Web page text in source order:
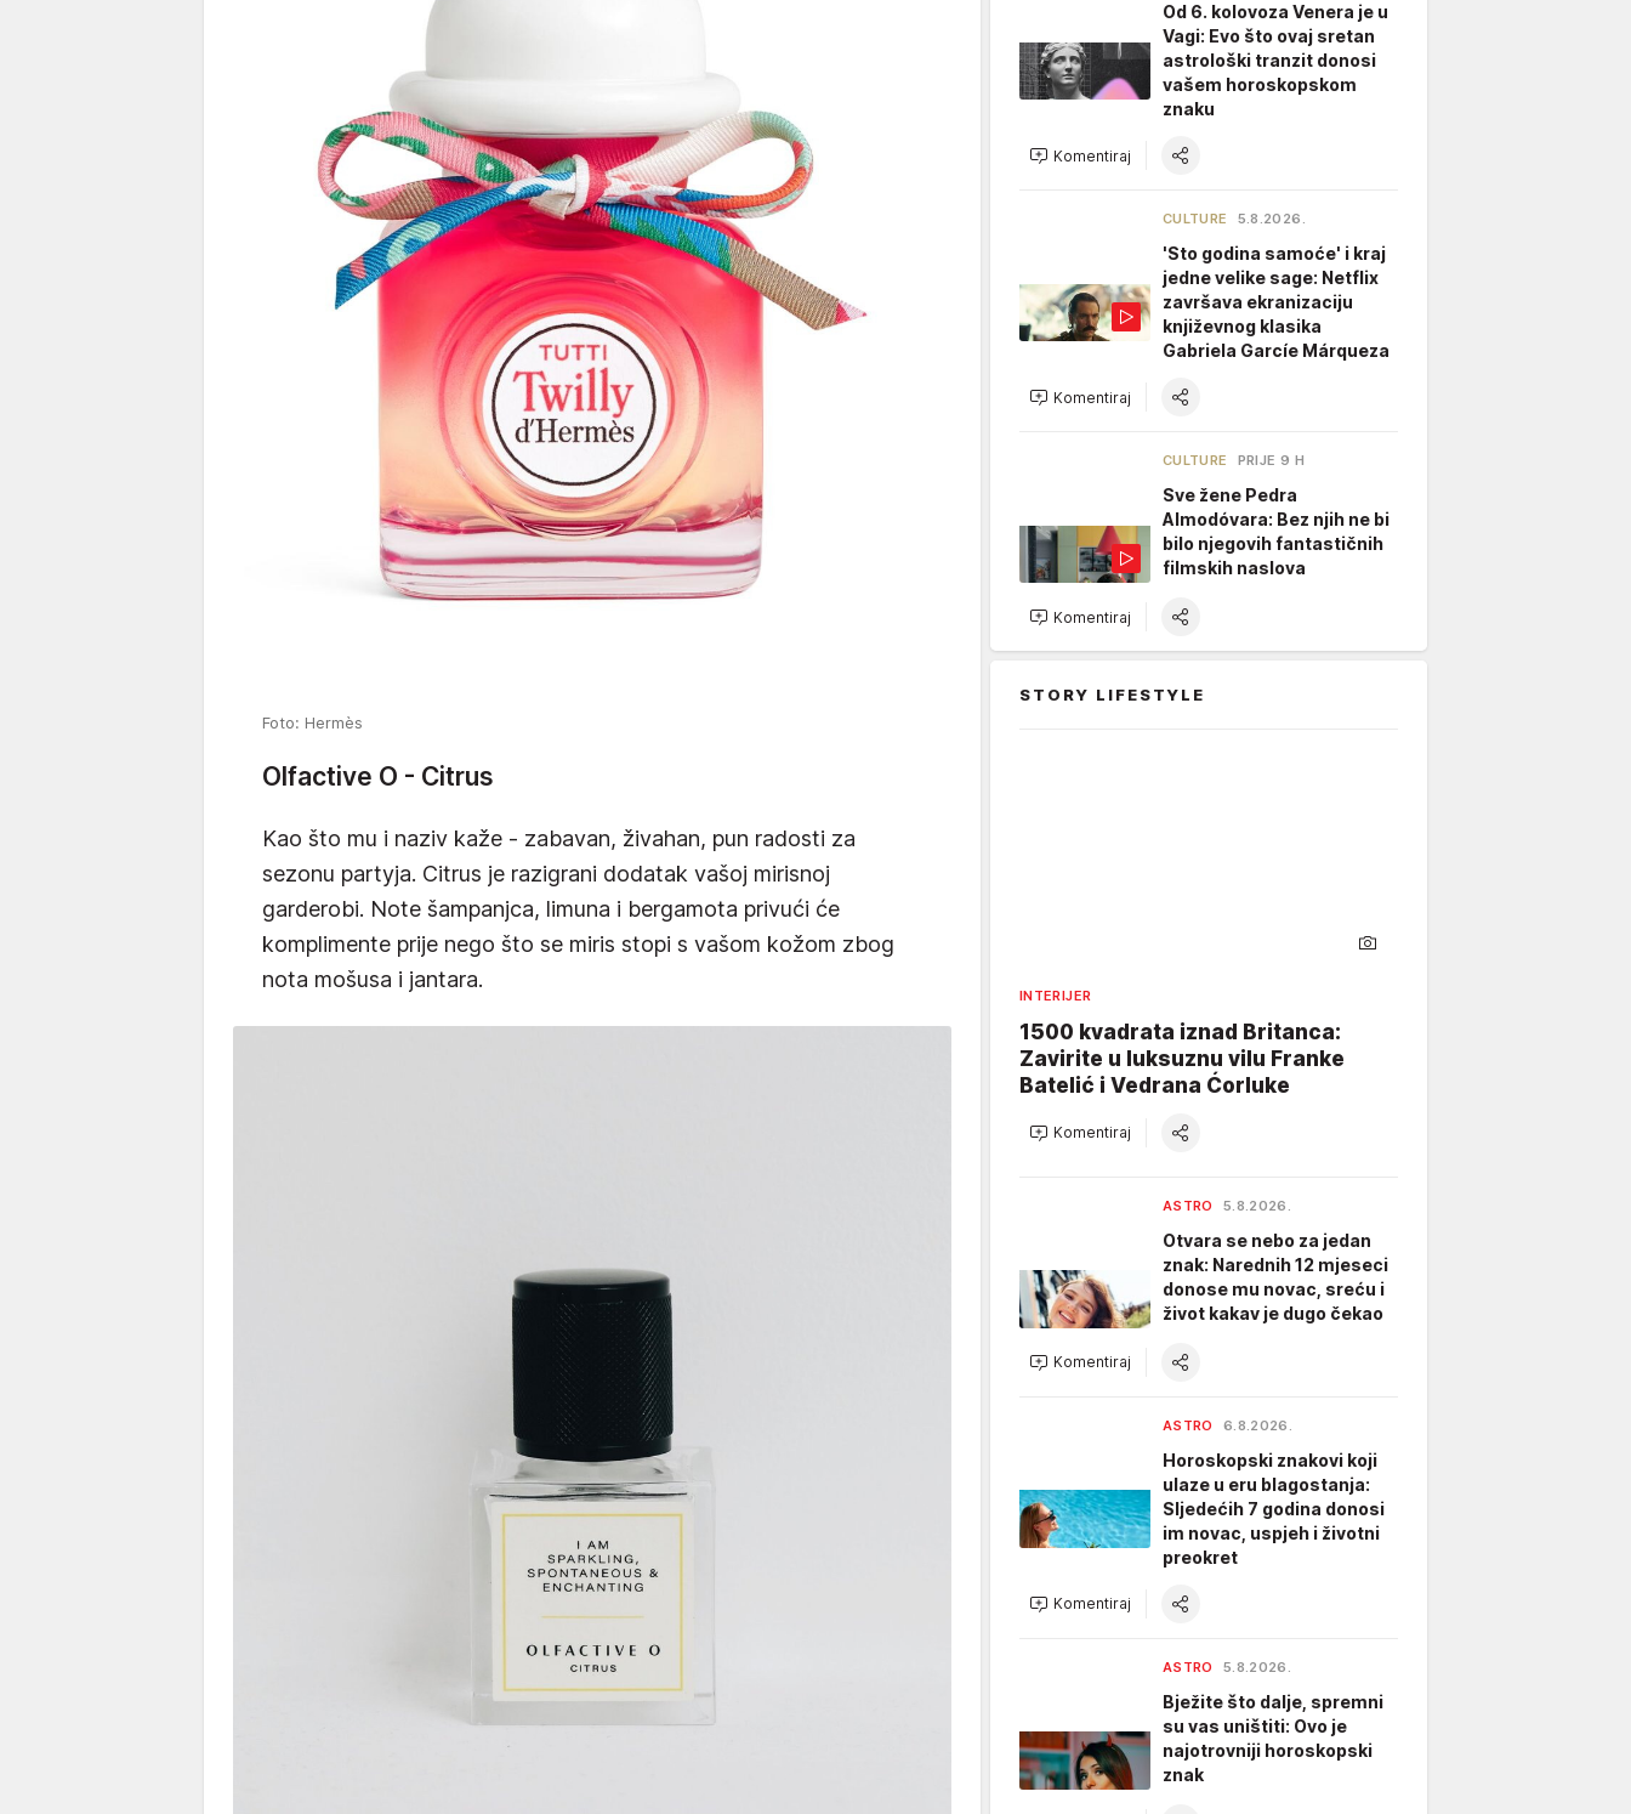
Foto: Hermès
Olfactive O - Citrus
Kao što mu i naziv kaže - zabavan, živahan, pun radosti za
sezonu partyja. Citrus je razigrani dodatak vašoj mirisnoj
garderobi. Note šampanjca, limuna i bergamota privući će
komplimente prije nego što se miris stopi s vašom kožom zbog
nota mošusa i jantara.
Od 6. kolovoza Venera je u
Vagi: Evo što ovaj sretan
astrološki tranzit donosi
vašem horoskopskom
znaku
Komentiraj
CULTURE 5.8.2026.
'Sto godina samoće' i kraj
jedne velike sage: Netflix
završava ekranizaciju
književnog klasika
Gabriela Garcíe Márqueza
Komentiraj
CULTURE PRIJE 9 H
Sve žene Pedra
Almodóvara: Bez njih ne bi
bilo njegovih fantastičnih
filmskih naslova
Komentiraj
STORY LIFESTYLE
INTERIJER
1500 kvadrata iznad Britanca:
Zavirite u luksuznu vilu Franke
Batelić i Vedrana Ćorluke
Komentiraj
ASTRO 5.8.2026.
Otvara se nebo za jedan
znak: Narednih 12 mjeseci
donose mu novac, sreću i
život kakav je dugo čekao
Komentiraj
ASTRO 6.8.2026.
Horoskopski znakovi koji
ulaze u eru blagostanja:
Sljedećih 7 godina donosi
im novac, uspjeh i životni
preokret
Komentiraj
ASTRO 5.8.2026.
Bježite što dalje, spremni
su vas uništiti: Ovo je
najotrovniji horoskopski
znak